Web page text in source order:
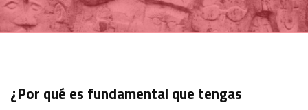
¿Por qué es fundamental que tengas